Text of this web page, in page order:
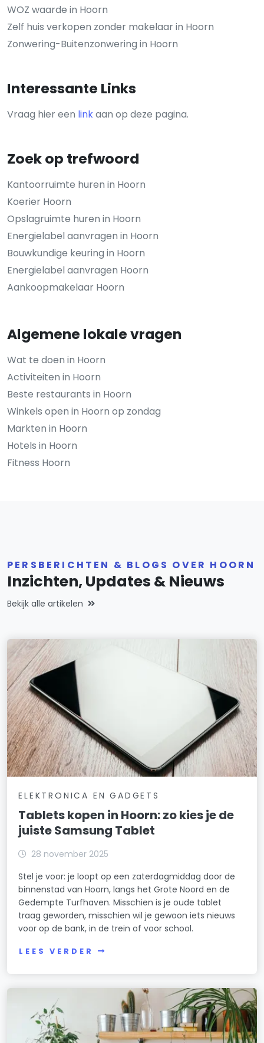
WOZ waarde in Hoorn
Zelf huis verkopen zonder makelaar in Hoorn
Zonwering-Buitenzonwering in Hoorn
Interessante Links
Vraag hier een linkaan op deze pagina.
Zoek op trefwoord
Kantoorruimte huren in Hoorn
Koerier Hoorn
Opslagruimte huren in Hoorn
Energielabel aanvragen in Hoorn
Bouwkundige keuring in Hoorn
Energielabel aanvragen Hoorn
Aankoopmakelaar Hoorn
Algemene lokale vragen
Wat te doen in Hoorn
Activiteiten in Hoorn
Beste restaurants in Hoorn
Winkels open in Hoorn op zondag
Markten in Hoorn
Hotels in Hoorn
Fitness Hoorn
PERSBERICHTEN & BLOGS OVER HOORN
Inzichten, Updates & Nieuws
Bekijk alle artikelen
ELEKTRONICA EN GADGETS
Tablets kopen in Hoorn: zo kies je de
juiste Samsung Tablet
28 november 2025
Stel je voor: je loopt op een zaterdagmiddag door de
binnenstad van Hoorn, langs het Grote Noord en de
Gedempte Turfhaven. Misschien is je oude tablet
traag geworden, misschien wil je gewoon iets nieuws
voor op de bank, in de trein of voor school.
LEES VERDER